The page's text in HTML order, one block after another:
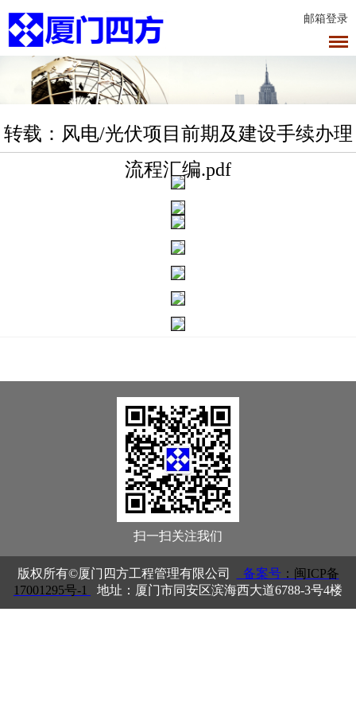
邮箱登录
转载：风电/光伏项目前期及建设手续办理
流程汇编.pdf
扫一扫关注我们
版权所有©厦门四方工程管理有限公司 备案号：闽ICP备
17001295号-1
地址 ：厦门市同安区滨海西大道6788-3号4楼